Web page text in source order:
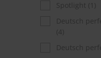
Spotlight (1)
Deutsch
(4)
Deutsch